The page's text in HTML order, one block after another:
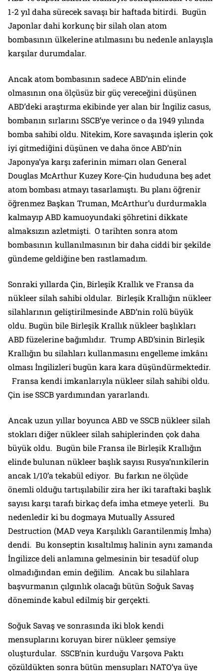
1-2 yıl daha sürecek savaşı bir haftada bitirdi. Bugün
Japonlar dahi korkunç bir silah olan atom
bombasının ülkelerine atılmasını bu nedenle anlayışla
karşılar durumdalar.
Ancak atom bombasının sadece ABD’nin elinde
olmasının ona ölçüsüz bir güç vereceğini düşünen
ABD’deki araştırma ekibinde yer alan bir İngiliz casus,
bombanın sırlarını SSCB’ye verince o da 1949 yılında
bomba sahibi oldu. Nitekim, Kore savaşında işlerin çok
iyi gitmediğini düşünen ve daha önce ABD’nin
Japonya’ya karşı zaferinin mimarı olan General
Douglas McArthur Kuzey Kore-Çin hududuna beş adet
atom bombası atmayı tasarlamıştı. Bu planı öğrenir
öğrenmez Başkan Truman, McArthur’u durdurmakla
kalmayıp ABD kamuoyundaki şöhretini dikkate
almaksızın azletmişti. O tarihten sonra atom
bombasının kullanılmasının bir daha ciddi bir şekilde
gündeme geldiğine ben rastlamadım.
Sonraki yıllarda Çin, Birleşik Krallık ve Fransa da
nükleer silah sahibi oldular. Birleşik Krallığın nükleer
silahlarının geliştirilmesinde ABD’nin rolü büyük
oldu. Bugün bile Birleşik Krallık nükleer başlıkları
ABD füzelerine bağımlıdır. Trump ABD’sinin Birleşik
Krallığın bu silahları kullanmasını engelleme imkânı
olması İngilizleri bugün kara kara düşündürmektedir.
Fransa kendi imkanlarıyla nükleer silah sahibi oldu.
Çin ise SSCB yardımından yararlandı.
Ancak uzun yıllar boyunca ABD ve SSCB nükleer silah
stokları diğer nükleer silah sahiplerinden çok daha
büyük oldu. Bugün bile Fransa ile Birleşik Krallığın
elinde bulunan nükleer başlık sayısı Rusya’nınkilerin
ancak 1/10’a tekabül ediyor. Bu farkın ne ölçüde
önemli olduğu tartışılabilir zira her iki taraftaki başlık
sayısı karşı tarafı birkaç defa imha etmeye yeterli. Bu
nedenledir ki bu dogmaya Mutually Assured
Destruction (MAD veya Karşılıklı Garantilenmiş İmha)
dendi. Bu konseptin kısaltılmış halinin aynı zamanda
İngilizce deli anlamına gelmesinin bir tesadüf olup
olmadığından emin değilim. Ancak bu silahlara
başvurmanın çılgınlık olacağı bütün Soğuk Savaş
döneminde kabul edilmiş bir gerçekti.
Soğuk Savaş ve sonrasında iki blok kendi
mensuplarını koruyan birer nükleer şemsiye
oluşturdular. SSCB’nin kurduğu Varşova Paktı
çözüldükten sonra bütün mensupları NATO’ya üye